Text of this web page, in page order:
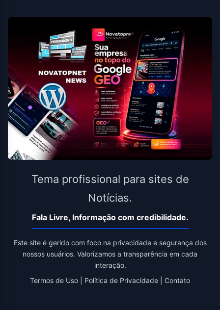
Tema profissional para sites de
Notícias.
Fala Livre, Informação com credibilidade.
Este site é gerido com foco na privacidade e segurança dos
nossos usuários. Valorizamos a transparência em cada
interação.
Termos de Uso
Política de Privacidade Contato